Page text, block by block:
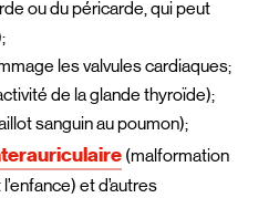
ou du péricarde, qui peut
les valvules cardiaques;
de la glande thyroïde);
sanguin au poumon);
(malformation
et d’autres